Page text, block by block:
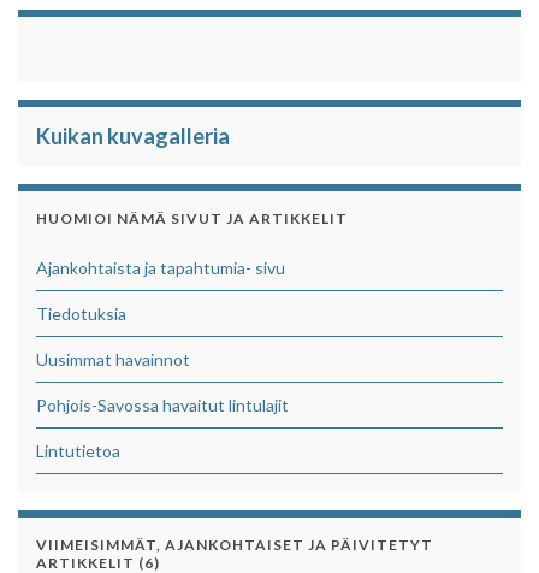
Kuikan kuvagalleria
HUOMIOI NÄMÄ SIVUT JA ARTIKKELIT
Ajankohtaista ja tapahtumia- sivu
Tiedotuksia
Uusimmat havainnot
Pohjois-Savossa havaitut lintulajit
Lintutietoa
VIIMEISIMMÄT, AJANKOHTAISET JA PÄIVITETYT
ARTIKKELIT (6)